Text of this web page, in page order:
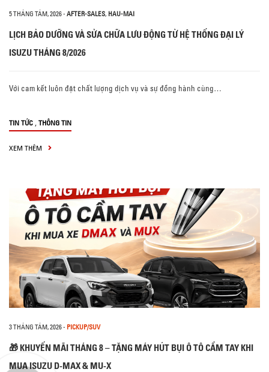
5 THÁNG TÁM, 2026- AFTER-SALES, HAU-MAI
LỊCH BẢO DƯỠNG VÀ SỬA CHỮA LƯU ĐỘNG TỪ HỆ THỐNG ĐẠI LÝ
ISUZU THÁNG 8/2026
Với cam kết luôn đặt chất lượng dịch vụ và sự đồng hành cùng…
TIN TỨC , THÔNG TIN
XEM THÊM
3 THÁNG TÁM, 2026- PICKUP/SUV
🎁 KHUYẾN MÃI THÁNG 8 – TẶNG MÁY HÚT BỤI Ô TÔ CẦM TAY KHI
MUA ISUZU D-MAX & MU-X